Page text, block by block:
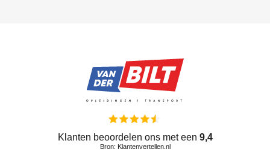
Klanten beoordelen ons met een 9,4
Bron: Klantenvertellen.nl